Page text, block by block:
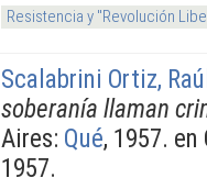
Resistencia y "Revolución
Scalabrini Ortiz,
soberanía llaman
Aires: Qué, 1957.
1957.